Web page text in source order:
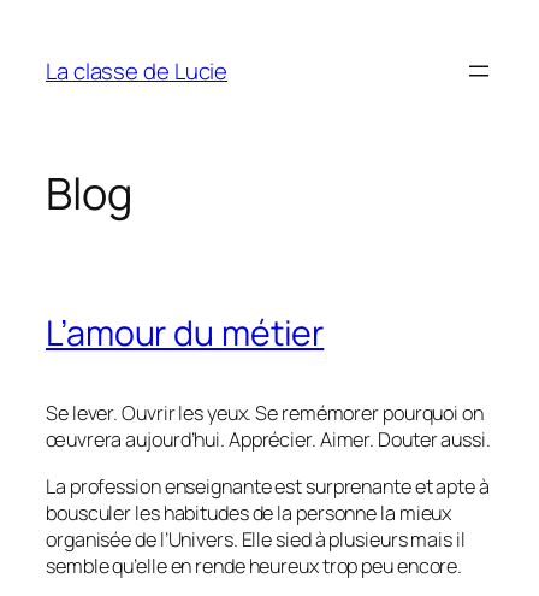
contenu
La classe de Lucie
Blog
L’amour du métier
Se lever. Ouvrir les yeux. Se remémorer pourquoi on
œuvrera aujourd’hui. Apprécier. Aimer. Douter aussi.
La profession enseignante est surprenante et apte à
bousculer les habitudes de la personne la mieux
organisée de l’Univers. Elle sied à plusieurs mais il
semble qu’elle en rende heureux trop peu encore.